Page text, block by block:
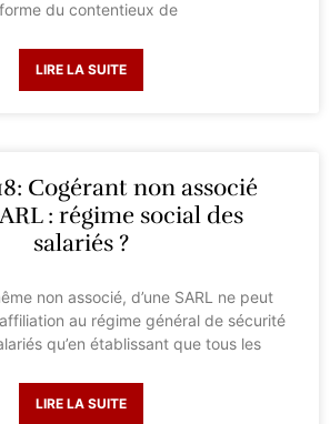
du contentieux de
LIRE LA SUITE
Cogérant non associé
: régime social des
salariés ?
non associé, d’une SARL ne peut
au régime général de sécurité
qu’en établissant que tous les
LIRE LA SUITE